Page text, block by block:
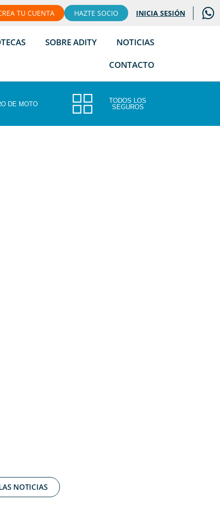
TU CUENTA HAZTE SOCIO INICIA SESIÓN
SOBRE ADITY
NOTICIAS
CONTACTO
DE MOTO
TODOS LOS
SEGUROS
NOTICIAS